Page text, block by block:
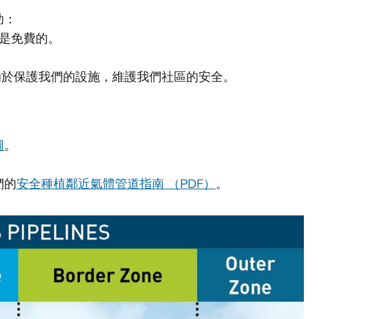
費的。
保護我們的設施，維護我們社區的安全。
。
的安全種植鄰近氣體管道指南 （PDF） 。